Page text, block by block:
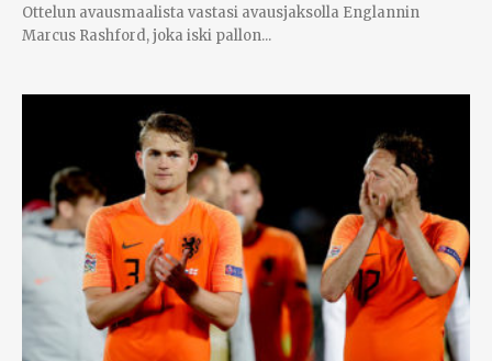
Ottelun avausmaalista vastasi avausjaksolla Englannin
Marcus Rashford, joka iski pallon...